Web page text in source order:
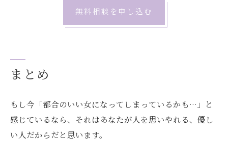
無料相談を申し込む
まとめ
もし今「都合のいい女になってしまっているかも…」と
感じているなら、それはあなたが人を思いやれる、優し
い人だからだと思います。